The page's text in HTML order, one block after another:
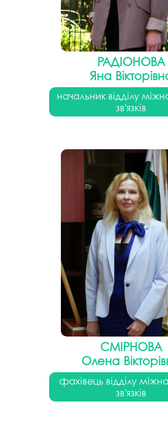
РАДІОНОВА
Яна
начальник відділу
зв'язків
СМІРНОВА
Олена
фахівець відділу
зв'язків